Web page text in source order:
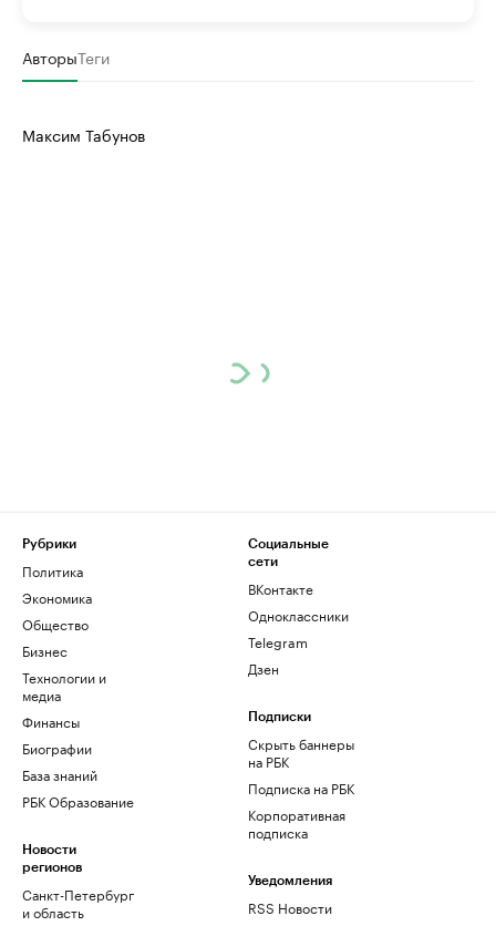
АвторыТеги
Максим Табунов
Рубрики
Политика
Экономика
Общество
Бизнес
Технологии и
медиа
Финансы
Биографии
База знаний
РБК Образование
Новости
регионов
Санкт-Петербург
и область
Социальные
сети
ВКонтакте
Одноклассники
Telegram
Дзен
Подписки
Скрыть баннеры
на РБК
Подписка на РБК
Корпоративная
подписка
Уведомления
RSS Новости